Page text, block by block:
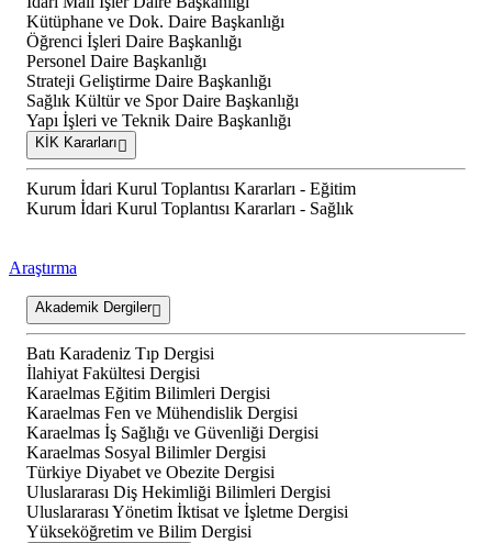
Kütüphane ve Dok. Daire Başkanlığı
Öğrenci İşleri Daire Başkanlığı
Personel Daire Başkanlığı
Strateji Geliştirme Daire Başkanlığı
Sağlık Kültür ve Spor Daire Başkanlığı
Yapı İşleri ve Teknik Daire Başkanlığı
KİK Kararları
Kurum İdari Kurul Toplantısı Kararları - Eğitim
Kurum İdari Kurul Toplantısı Kararları - Sağlık
Araştırma
Akademik Dergiler
Batı Karadeniz Tıp Dergisi
İlahiyat Fakültesi Dergisi
Karaelmas Eğitim Bilimleri Dergisi
Karaelmas Fen ve Mühendislik Dergisi
Karaelmas İş Sağlığı ve Güvenliği Dergisi
Karaelmas Sosyal Bilimler Dergisi
Türkiye Diyabet ve Obezite Dergisi
Uluslararası Diş Hekimliği Bilimleri Dergisi
Uluslararası Yönetim İktisat ve İşletme Dergisi
Yükseköğretim ve Bilim Dergisi